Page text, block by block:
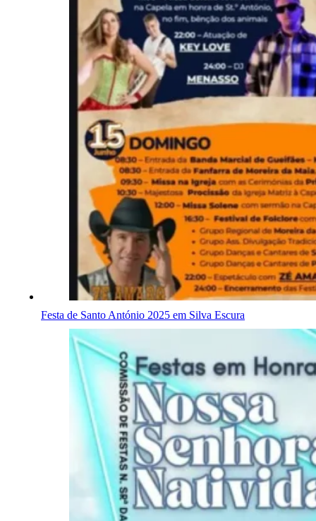
Festa de Santo António 2025 em Silva Escura